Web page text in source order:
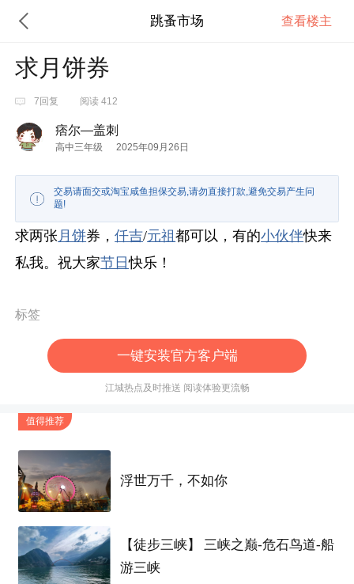
跳蚤市场 查看楼主
求月饼券
7回复 阅读 412
痞尔—盖刺
高中三年级 2025年09月26日
交易请面交或淘宝咸鱼担保交易,请勿直接打款,避免交易产生问
题!
求两张 月饼券，仟吉/元祖都可以，有的小伙伴快来
私我。祝大家节日快乐！
标签
一键安装官方客户端
江城热点及时推送 阅读体验更流畅
值得推荐
浮世万千，不如你
【徒步三峡】 三峡之巅-危石鸟道-船
游三峡